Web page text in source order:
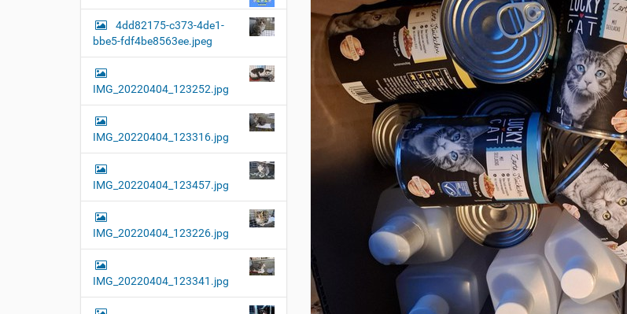
i
g
a
t
i
o
n
4dd82175-c373-4de1-
bbe5-fdf4be8563ee.jpeg
IMG_20220404_123252.jpg
IMG_20220404_123316.jpg
IMG_20220404_123457.jpg
IMG_20220404_123226.jpg
IMG_20220404_123341.jpg